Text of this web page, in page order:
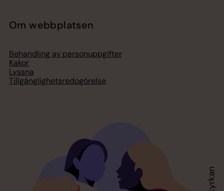
Om webbplatsen
Behandling av personuppgifter
Kakor
Lyssna
Tillgänglighetsredogörelse